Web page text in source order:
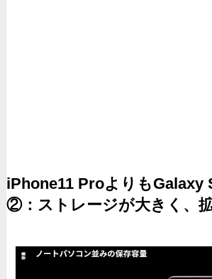
iPhone11 ProよりもGalaxy
②：ストレージが大きく、